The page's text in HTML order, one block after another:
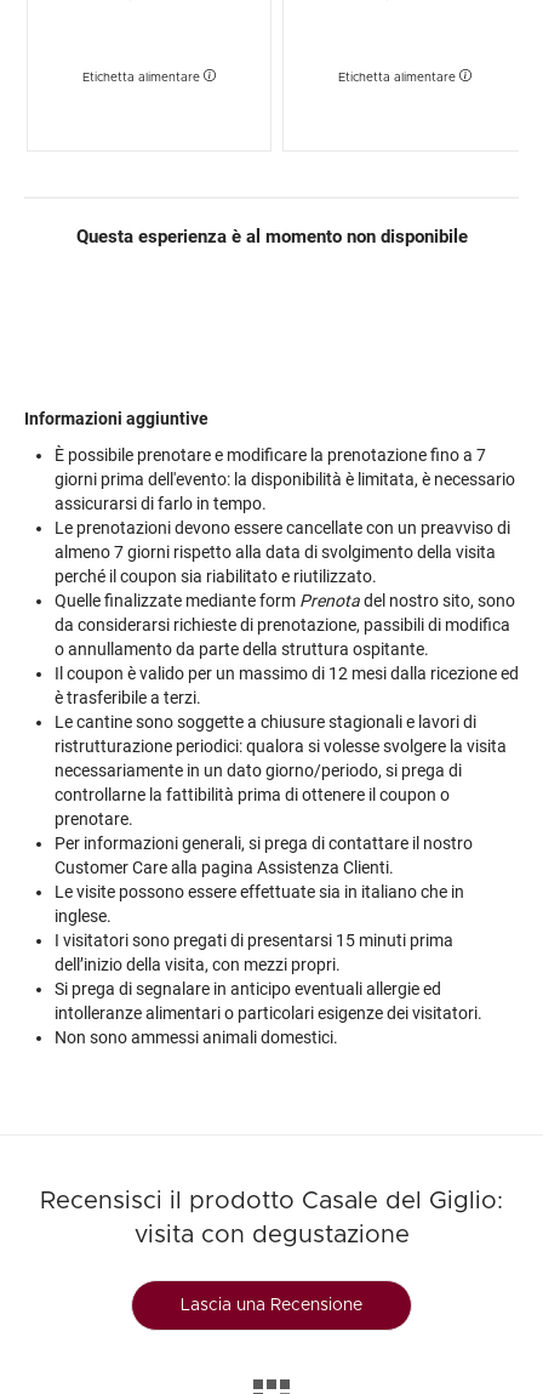
Etichetta alimentare Etichetta alimentare
Questa esperienza è al momento non disponibile
Informazioni aggiuntive
È possibile prenotare e modificare la prenotazione fino a 7
giorni prima dell'evento: la disponibilità è limitata, è necessario
assicurarsi di farlo in tempo.
Le prenotazioni devono essere cancellate con un preavviso di
almeno 7 giorni rispetto alla data di svolgimento della visita
perché il coupon sia riabilitato e riutilizzato.
Quelle finalizzate mediante form Prenotadel nostro sito, sono
da considerarsi richieste di prenotazione, passibili di modifica
o annullamento da parte della struttura ospitante.
Il coupon è valido per un massimo di 12 mesi dalla ricezione ed
è trasferibile a terzi.
Le cantine sono soggette a chiusure stagionali e lavori di
ristrutturazione periodici: qualora si volesse svolgere la visita
necessariamente in un dato giorno/periodo, si prega di
controllarne la fattibilità prima di ottenere il coupon o
prenotare.
Per informazioni generali, si prega di contattare il nostro
Customer Care alla pagina Assistenza Clienti.
Le visite possono essere effettuate sia in italiano che in
inglese.
I visitatori sono pregati di presentarsi 15 minuti prima
dell’inizio della visita, con mezzi propri.
Si prega di segnalare in anticipo eventuali allergie ed
intolleranze alimentari o particolari esigenze dei visitatori.
Non sono ammessi animali domestici.
Recensisci il prodotto Casale del Giglio:
visita con degustazione
Lascia una Recensione